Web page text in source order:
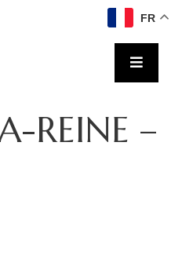
FR
REINE –